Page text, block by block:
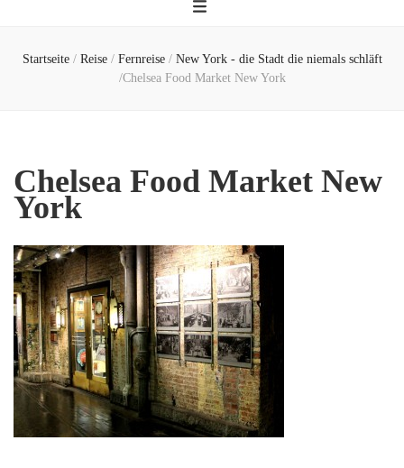
Startseite / Reise / Fernreise / New York - die Stadt die niemals schläft
/Chelsea Food Market New York
Chelsea Food Market New
York